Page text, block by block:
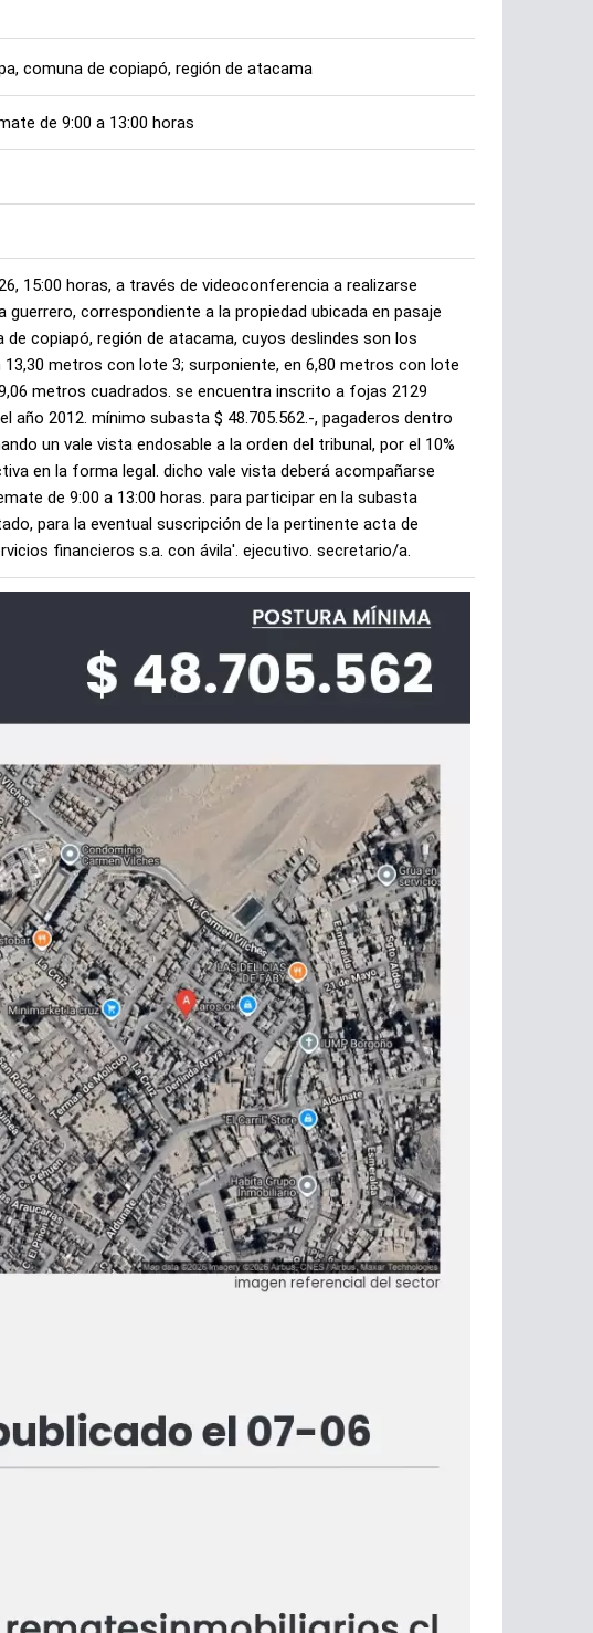
comuna de copiapó, región de atacama
de 9:00 a 13:00 horas
15:00 horas, a través de videoconferencia a realizarse
correspondiente a la propiedad ubicada en pasaje
de copiapó, región de atacama, cuyos deslindes son los
metros con lote 3; surponiente, en 6,80 metros con lote
metros cuadrados. se encuentra inscrito a fojas 2129
año 2012. mínimo subasta $ 48.705.562.-, pagaderos dentro
un vale vista endosable a la orden del tribunal, por el 10%
en la forma legal. dicho vale vista deberá acompañarse
de 9:00 a 13:00 horas. para participar en la subasta
para la eventual suscripción de la pertinente acta de
financieros s.a. con ávila'. ejecutivo. secretario/a.